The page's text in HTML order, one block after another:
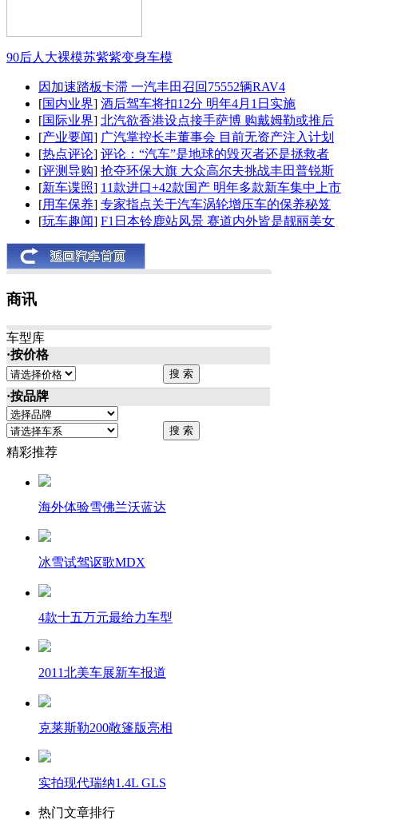
90后人大裸模苏紫紫变身车模
因加速踏板卡滞 一汽丰田召回75552辆RAV4
[国内业界] 酒后驾车将扣12分 明年4月1日实施
[国际业界] 北汽欲香港设点接手萨博 购戴姆勒或推后
[产业要闻] 广汽掌控长丰董事会 目前无资产注入计划
[热点评论] 评论：“汽车”是地球的毁灭者还是拯救者
[评测导购] 抢夺环保大旗 大众高尔夫挑战丰田普锐斯
[新车谍照] 11款进口+42款国产 明年多款新车集中上市
[用车保养] 专家指点关于汽车涡轮增压车的保养秘笈
[玩车趣闻] F1日本铃鹿站风景 赛道内外皆是靓丽美女
商讯
车型库
·按价格
·按品牌
精彩推荐
海外体验雪佛兰沃蓝达
冰雪试驾讴歌MDX
4款十五万元最给力车型
2011北美车展新车报道
克莱斯勒200敞篷版亮相
实拍现代瑞纳1.4L GLS
热门文章排行